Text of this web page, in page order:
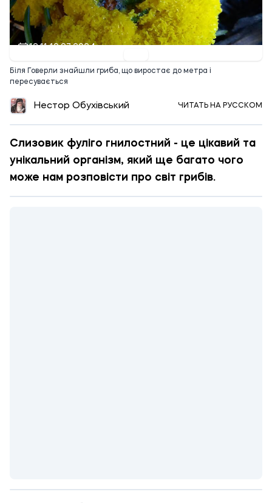
12:11 19.07.2024
Біля Говерли знайшли гриба, що виростає до метра і
пересувається
Нестор Обухівський ЧИТАТЬ НА РУССКОМ
Слизовик фуліго гнилостний - це цікавий та
унікальний організм, який ще багато чого
може нам розповісти про світ грибів.